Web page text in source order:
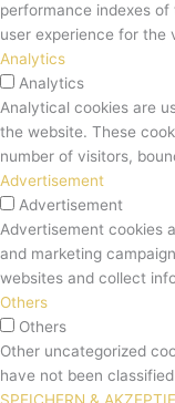
performance indexes
user experience for the
Analytics
Analytics
Analytical cookies are
the website. These
number of visitors,
Advertisement
Advertisement
Advertisement cookies
and marketing
websites and collect
Others
Others
Other uncategorized
have not been